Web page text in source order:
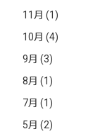
11月 (1)
10月 (4)
9月 (3)
8月 (1)
7月 (1)
5月 (2)